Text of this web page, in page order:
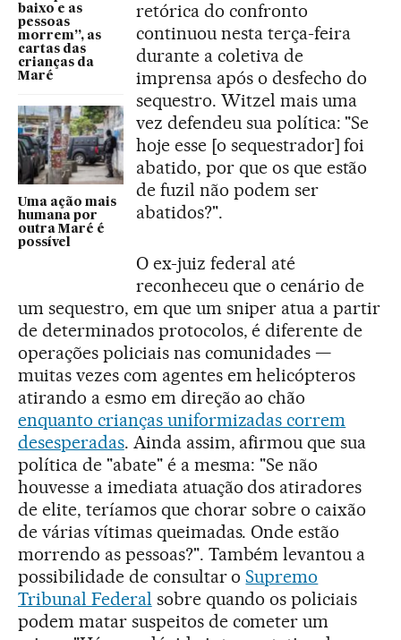
baixo e as
pessoas
morrem”, as
cartas das
crianças da
Maré
Uma ação mais
humana por
outra Maré é
possível
retórica do confronto
continuou nesta terça-feira
durante a coletiva de
imprensa após o desfecho do
sequestro. Witzel mais uma
vez defendeu sua política: "Se
hoje esse [o sequestrador] foi
abatido, por que os que estão
de fuzil não podem ser
abatidos?".
O ex-juiz federal até
reconheceu que o cenário de
um sequestro, em que um sniper atua a partir
de determinados protocolos, é diferente de
operações policiais nas comunidades —
muitas vezes com agentes em helicópteros
atirando a esmo em direção ao chão
enquanto crianças uniformizadas correm
desesperadas. Ainda assim, afirmou que sua
política de "abate" é a mesma: "Se não
houvesse a imediata atuação dos atiradores
de elite, teríamos que chorar sobre o caixão
de várias vítimas queimadas. Onde estão
morrendo as pessoas?". Também levantou a
possibilidade de consultar oSupremo
Tribunal Federal sobre quando os policiais
podem matar suspeitos de cometer um